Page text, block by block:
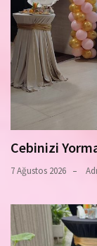
Cebinizi
7 Ağustos 2026